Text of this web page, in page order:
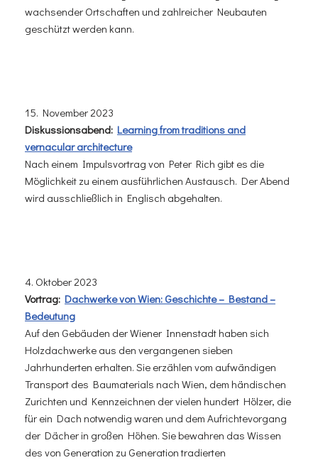
wachsender Ortschaften und zahlreicher Neubauten
geschützt werden kann.
15. November 2023
Diskussionsabend: Learning from traditions and
vernacular architecture
Nach einem Impulsvortrag von Peter Rich gibt es die
Möglichkeit zu einem ausführlichen Austausch. Der Abend
wird ausschließlich in Englisch abgehalten.
4. Oktober 2023
Vortrag: Dachwerke von Wien: Geschichte – Bestand –
Bedeutung
Auf den Gebäuden der Wiener Innenstadt haben sich
Holzdachwerke aus den vergangenen sieben
Jahrhunderten erhalten. Sie erzählen vom aufwändigen
Transport des Baumaterials nach Wien, dem händischen
Zurichten und Kennzeichnen der vielen hundert Hölzer, die
für ein Dach notwendig waren und dem Aufrichtevorgang
der Dächer in großen Höhen. Sie bewahren das Wissen
des von Generation zu Generation tradierten